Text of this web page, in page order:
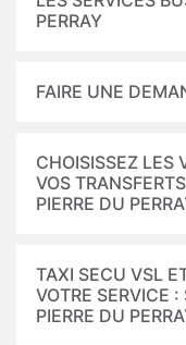
PERRAY
FAIRE UNE
CHOISISSEZ LES
VOS
PIERRE DU
TAXI SECU VSL
VOTRE SERVICE
PIERRE DU